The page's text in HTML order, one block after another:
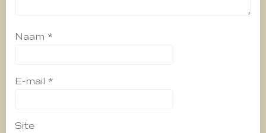
Naam *
E-mail *
Site